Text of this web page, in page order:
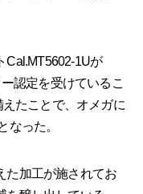
Cal.MT5602-1Uが
認定を受けているこ
たことで、オメガに
なった。
た加工が施されてお